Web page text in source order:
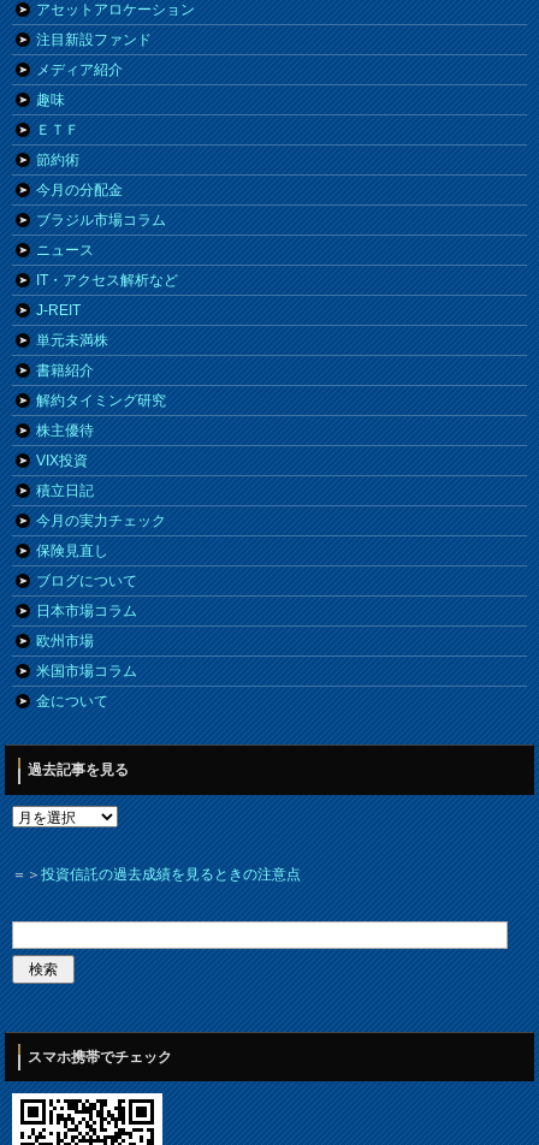
アセットアロケーション
注目新設ファンド
メディア紹介
趣味
ＥＴＦ
節約術
今月の分配金
ブラジル市場コラム
ニュース
IT・アクセス解析など
J-REIT
単元未満株
書籍紹介
解約タイミング研究
株主優待
VIX投資
積立日記
今月の実力チェック
保険見直し
ブログについて
日本市場コラム
欧州市場
米国市場コラム
金について
過去記事を見る
＝＞投資信託の過去成績を見るときの注意点
スマホ携帯でチェック